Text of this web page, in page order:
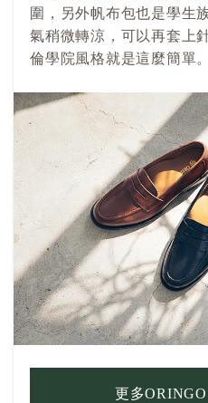
圍，另外帆布包也是學生
氣稍微轉涼，可以再套上
倫學院風格就是這麼簡單。
更多